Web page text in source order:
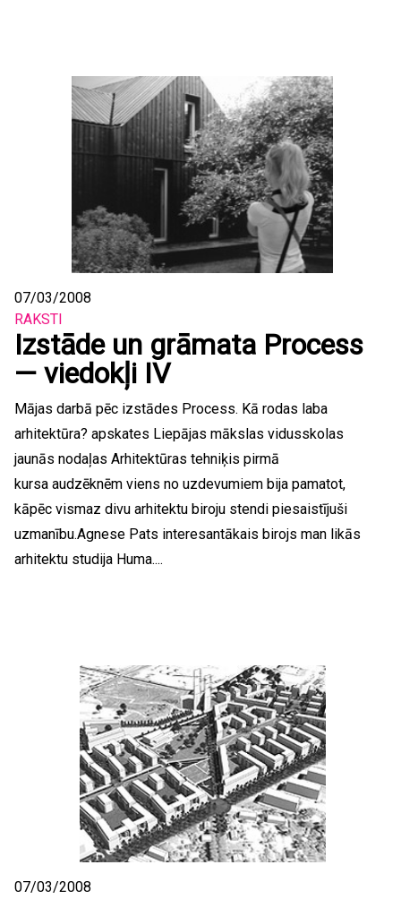
07/03/2008
RAKSTI
Izstāde un grāmata Process
— viedokļi IV
Mājas darbā pēc izstādes Process. Kā rodas laba
arhitektūra? apskates Liepājas mākslas vidusskolas
jaunās nodaļas Arhitektūras tehniķis pirmā
kursa audzēknēm viens no uzdevumiem bija pamatot,
kāpēc vismaz divu arhitektu biroju stendi piesaistījuši
uzmanību.Agnese Pats interesantākais birojs man likās
arhitektu studija Huma....
07/03/2008